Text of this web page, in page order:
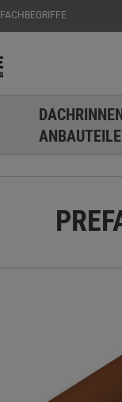
FACHBEGRIFFE
ANBAUTEILE